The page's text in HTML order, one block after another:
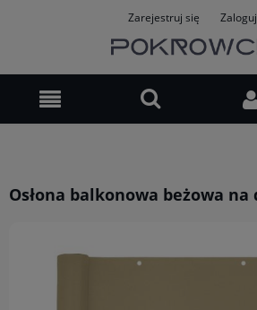
Zarejestruj się
Osłona balkonowa beżowa